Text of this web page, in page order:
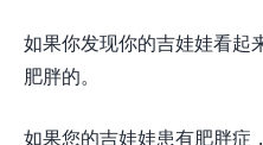
如果你发现你的吉娃娃看起
肥胖的。
如果您的吉娃娃患有肥胖症